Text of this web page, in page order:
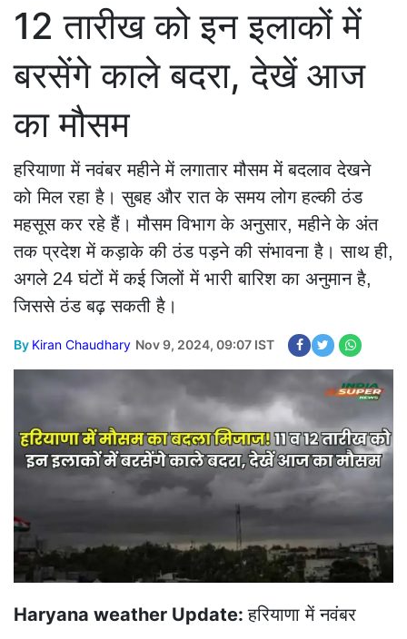
12 तारीख को इन इलाकों में
बरसेंगे काले बदरा, देखें आज
का मौसम
हरियाणा में नवंबर महीने में लगातार मौसम में बदलाव देखने
को मिल रहा है। सुबह और रात के समय लोग हल्की ठंड
महसूस कर रहे हैं। मौसम विभाग के अनुसार, महीने के अंत
तक प्रदेश में कड़ाके की ठंड पड़ने की संभावना है। साथ ही,
अगले 24 घंटों में कई जिलों में भारी बारिश का अनुमान है,
जिससे ठंड बढ़ सकती है।
By Kiran Chaudhary Nov 9, 2024, 09:07 IST
Haryana weather Update:हरियाणा में नवंबर